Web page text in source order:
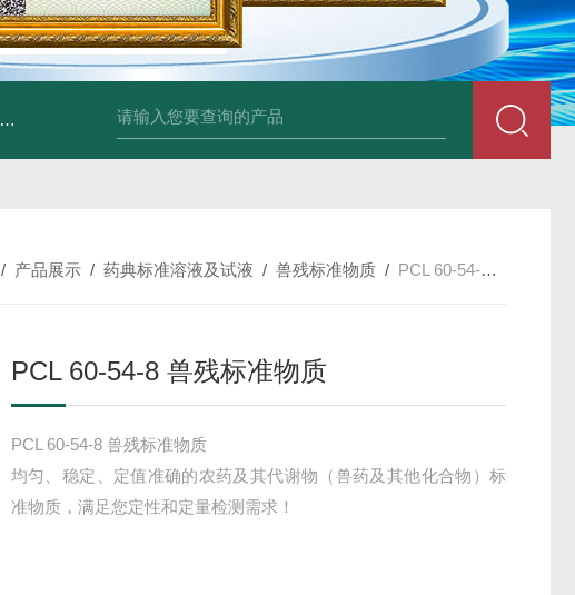
34860-4L-Rsigma 甲醇 67-
/ 产品展示 /药典标准溶液及试液 /兽残标准物质 / PCL 60-54-8 兽残标准物质
PCL 60-54-8 兽残标准物质
PCL 60-54-8 兽残标准物质
均匀、稳定、定值准确的农药及其代谢物（兽药及其他化合物）标
准物质，满足您定性和定量检测需求！